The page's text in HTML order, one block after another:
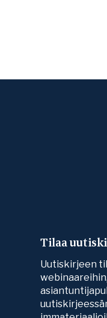
Tilaa
Uutiskirjeen